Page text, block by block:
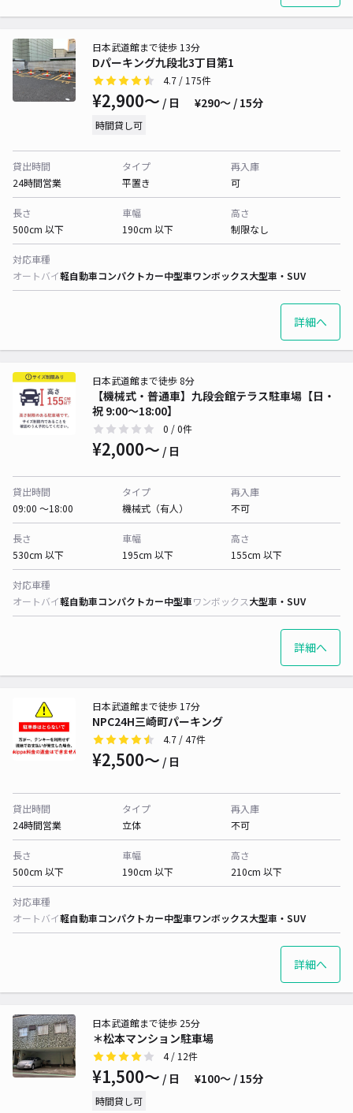
Dパーキング九段北3丁目第1
日本武道館まで徒歩 13分
4.7 / 175件
¥2,900〜 / 日 ¥290〜 / 15分
時間貸し可
貸出時間
24時間営業
タイプ
平置き
再入庫
可
長さ
500cm 以下
車幅
190cm 以下
高さ
制限なし
対応車種
オートバイ軽自動車コンパクトカー中型車ワンボックス大型車・SUV
詳細へ
【機械式・普通車】九段会館テラス駐車場【日・
祝 9:00〜18:00】
日本武道館まで徒歩 8分
0 / 0件
¥2,000〜 / 日
貸出時間
09:00 〜18:00
タイプ
機械式（有人）
再入庫
不可
長さ
530cm 以下
車幅
195cm 以下
高さ
155cm 以下
対応車種
オートバイ軽自動車コンパクトカー中型車ワンボックス大型車・SUV
詳細へ
NPC24H三崎町パーキング
日本武道館まで徒歩 17分
4.7 / 47件
¥2,500〜 / 日
貸出時間
24時間営業
タイプ
立体
再入庫
不可
長さ
500cm 以下
車幅
190cm 以下
高さ
210cm 以下
対応車種
オートバイ軽自動車コンパクトカー中型車ワンボックス大型車・SUV
詳細へ
＊松本マンション駐車場
日本武道館まで徒歩 25分
4/ 12件
¥1,500〜 / 日 ¥100〜 / 15分
時間貸し可